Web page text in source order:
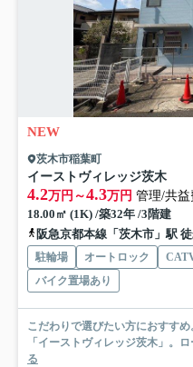
NEW
茨木市稲葉町
イーストヴィレッジ茨木
4.2万円～4.3万円 管理/共益
18.00㎡ (1K) /築32年 /3階建
阪急京都本線「茨木市」駅
駐輪場 オートロック
バイク置場あり
こだわりで選びたい方におすす
「イーストヴィレッジ茨木」。
る